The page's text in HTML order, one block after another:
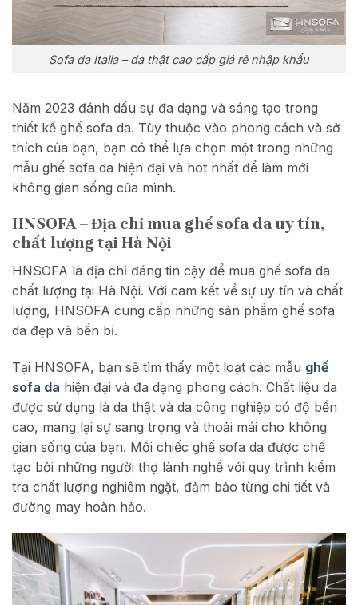
Sofa da Italia – da thật cao cấp giá rẻ nhập khẩu
Năm 2023 đánh dấu sự đa dạng và sáng tạo trong
thiết kế ghế sofa da. Tùy thuộc vào phong cách và sở
thích của bạn, bạn có thể lựa chọn một trong những
mẫu ghế sofa da hiện đại và hot nhất để làm mới
không gian sống của mình.
HNSOFA – Địa chỉ mua ghế sofa da uy tín,
chất lượng tại Hà Nội
HNSOFA là địa chỉ đáng tin cậy để mua ghế sofa da
chất lượng tại Hà Nội. Với cam kết về sự uy tín và chất
lượng, HNSOFA cung cấp những sản phẩm ghế sofa
da đẹp và bền bỉ.
Tại HNSOFA, bạn sẽ tìm thấy một loạt các mẫu ghế
sofa da hiện đại và đa dạng phong cách. Chất liệu da
được sử dụng là da thật và da công nghiệp có độ bền
cao, mang lại sự sang trọng và thoải mái cho không
gian sống của bạn. Mỗi chiếc ghế sofa da được chế
tạo bởi những người thợ lành nghề với quy trình kiểm
tra chất lượng nghiêm ngặt, đảm bảo từng chi tiết và
đường may hoàn hảo.